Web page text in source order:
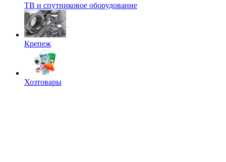
ТВ и спутниковое оборудование
Крепеж
Хозтовары